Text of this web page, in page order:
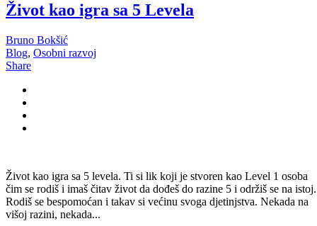
Život kao igra sa 5 Levela
Bruno Bokšić
Blog, Osobni razvoj
Share
Život kao igra sa 5 levela. Ti si lik koji je stvoren kao Level 1 osoba
čim se rodiš i imaš čitav život da dođeš do razine 5 i održiš se na istoj.
Rodiš se bespomoćan i takav si većinu svoga djetinjstva. Nekada na
višoj razini, nekada...